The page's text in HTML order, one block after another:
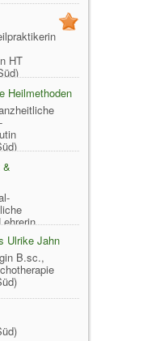
HT
Heilmethoden
&
Ulrike Jahn
B.sc.,